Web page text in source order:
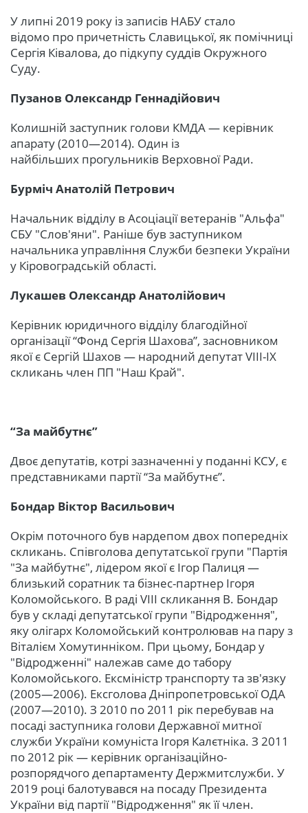
У липні 2019 року із записів НАБУ стало
відомо про причетність Славицької, як помічниці
Сергія Ківалова, до підкупу суддів Окружного
Суду.
Пузанов Олександр Геннадійович
Колишній заступник голови КМДА — керівник
апарату (2010—2014). Один із
найбільших прогульників Верховної Ради.
Бурміч Анатолій Петрович
Начальник відділу в Асоціації ветеранів "Альфа"
СБУ "Слов'яни". Раніше був заступником
начальника управління Служби безпеки України
у Кіровоградській області.
Лукашев Олександр Анатолійович
Керівник юридичного відділу благодійної
організації “Фонд Сергія Шахова”, засновником
якої є Сергій Шахов — народний депутат VIII-IX
скликань член ПП "Наш Край".
“За майбутнє”
Двоє депутатів, котрі зазначенні у поданні КСУ, є
представниками партії “За майбутнє”.
Бондар Віктор Васильович
Окрім поточного був нардепом двох попередніх
скликань. Співголова депутатської групи "Партія
"За майбутнє", лідером якої є Ігор Палиця —
близький соратник та бізнес-партнер Ігоря
Коломойського. В раді VIII скликання В. Бондар
був у складі депутатської групи "Відродження",
яку олігарх Коломойський контролював на пару з
Віталієм Хомутинніком. При цьому, Бондар у
"Відродженні" належав саме до табору
Коломойського. Ексміністр транспорту та зв'язку
(2005—2006). Ексголова Дніпропетровської ОДА
(2007—2010). З 2010 по 2011 рік перебував на
посаді заступника голови Державної митної
служби України комуніста Ігоря Калєтніка. З 2011
по 2012 рік — керівник організаційно-
розпорядчого департаменту Держмитслужби. У
2019 році балотувався на посаду Президента
України від партії "Відродження" як її член.